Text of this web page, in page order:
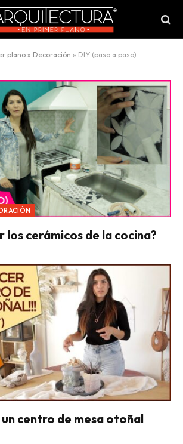
plano » Decoración » DIY (paso a paso)
los cerámicos de la cocina?
centro de mesa otoñal